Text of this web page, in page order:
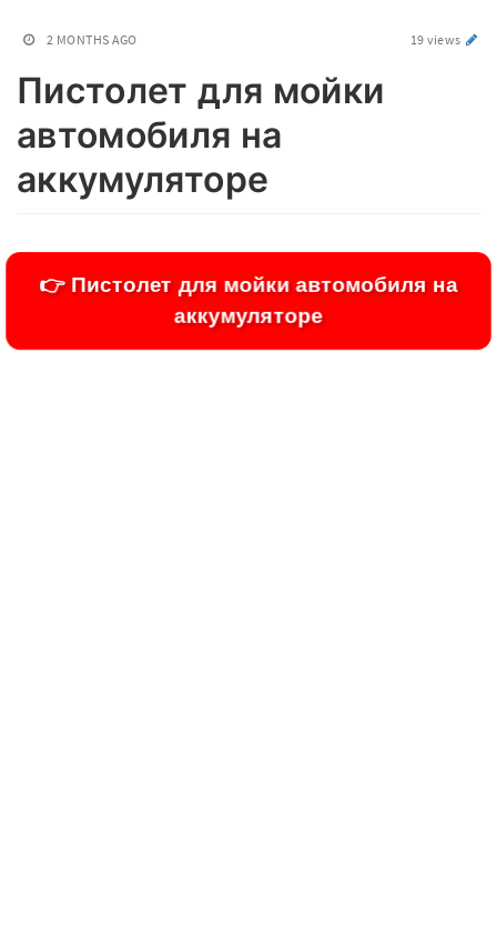
2 MONTHS AGO 19 views
Пистолет для мойки
автомобиля на
аккумуляторе
👉 Пистолет для мойки автомобиля на
аккумуляторе